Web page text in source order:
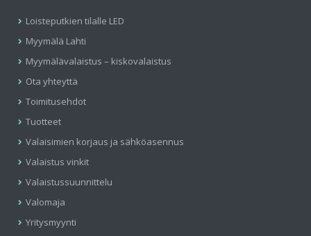
Loisteputkien tilalle LED
Myymälä Lahti
Myymälävalaistus – kiskovalaistus
Ota yhteyttä
Toimitusehdot
Tuotteet
Valaisimien korjaus ja sähköasennus
Valaistus vinkit
Valaistussuunnittelu
Valomaja
Yritysmyynti